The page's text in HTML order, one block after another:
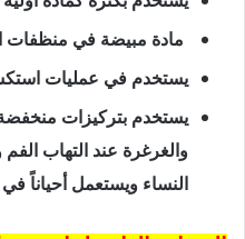
مادة مبيضة في منظفات
يستخدم في عمليات
يستخدم بتركيزات
والغرغرة عند التهاب
النساء ويستعمل أحياناً